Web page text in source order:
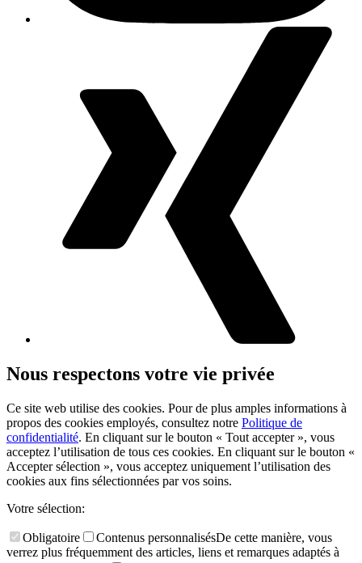
Nous respectons votre vie privée
Ce site web utilise des cookies. Pour de plus amples informations à
propos des cookies employés, consultez notre Politique de
confidentialité. En cliquant sur le bouton « Tout accepter », vous
acceptez l’utilisation de tous ces cookies. En cliquant sur le bouton «
Accepter sélection », vous acceptez uniquement l’utilisation des
cookies aux fins sélectionnées par vos soins.
Votre sélection:
Obligatoire Contenus personnalisésDe cette manière, vous
verrez plus fréquemment des articles, liens et remarques adaptés à